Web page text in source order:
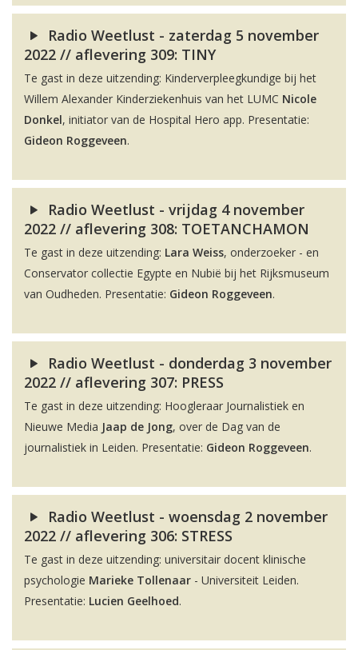
Radio Weetlust - zaterdag 5 november
2022 // aflevering 309: TINY
Te gast in deze uitzending: Kinderverpleegkundige bij het
Willem Alexander Kinderziekenhuis van het LUMC Nicole
Donkel, initiator van de Hospital Hero app. Presentatie:
Gideon Roggeveen.
Radio Weetlust - vrijdag 4 november
2022 // aflevering 308: TOETANCHAMON
Te gast in deze uitzending: Lara Weiss, onderzoeker - en
Conservator collectie Egypte en Nubië bij het Rijksmuseum
van Oudheden. Presentatie: Gideon Roggeveen.
Radio Weetlust - donderdag 3 november
2022 // aflevering 307: PRESS
Te gast in deze uitzending: Hoogleraar Journalistiek en
Nieuwe Media Jaap de Jong, over de Dag van de
journalistiek in Leiden. Presentatie: Gideon Roggeveen.
Radio Weetlust - woensdag 2 november
2022 // aflevering 306: STRESS
Te gast in deze uitzending: universitair docent klinische
psychologie Marieke Tollenaar - Universiteit Leiden.
Presentatie: Lucien Geelhoed.